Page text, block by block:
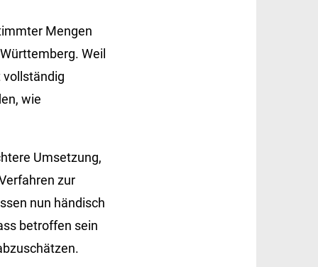
Mengen
Weil
vollständig
wie
Umsetzung,
zur
nun händisch
betroffen sein